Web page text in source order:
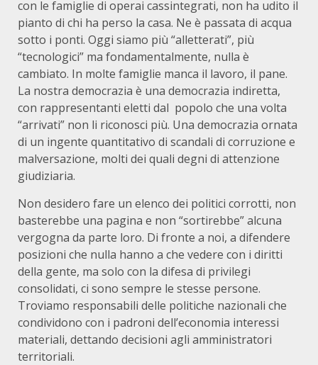
con le famiglie di operai cassintegrati, non ha udito il
pianto di chi ha perso la casa. Ne è passata di acqua
sotto i ponti. Oggi siamo più “alletterati”, più
“tecnologici” ma fondamentalmente, nulla è
cambiato. In molte famiglie manca il lavoro, il pane.
La nostra democrazia è una democrazia indiretta,
con rappresentanti eletti dal popolo che una volta
“arrivati” non li riconosci più. Una democrazia ornata
di un ingente quantitativo di scandali di corruzione e
malversazione, molti dei quali degni di attenzione
giudiziaria.
Non desidero fare un elenco dei politici corrotti, non
basterebbe una pagina e non “sortirebbe” alcuna
vergogna da parte loro. Di fronte a noi, a difendere
posizioni che nulla hanno a che vedere con i diritti
della gente, ma solo con la difesa di privilegi
consolidati, ci sono sempre le stesse persone.
Troviamo responsabili delle politiche nazionali che
condividono con i padroni dell’economia interessi
materiali, dettando decisioni agli amministratori
territoriali.